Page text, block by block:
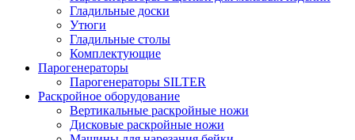
Гладильные доски
Утюги
Гладильные столы
Комплектующие
Парогенераторы
Парогенераторы SILTER
Раскройное оборудование
Вертикальные раскройные ножи
Дисковые раскройные ножи